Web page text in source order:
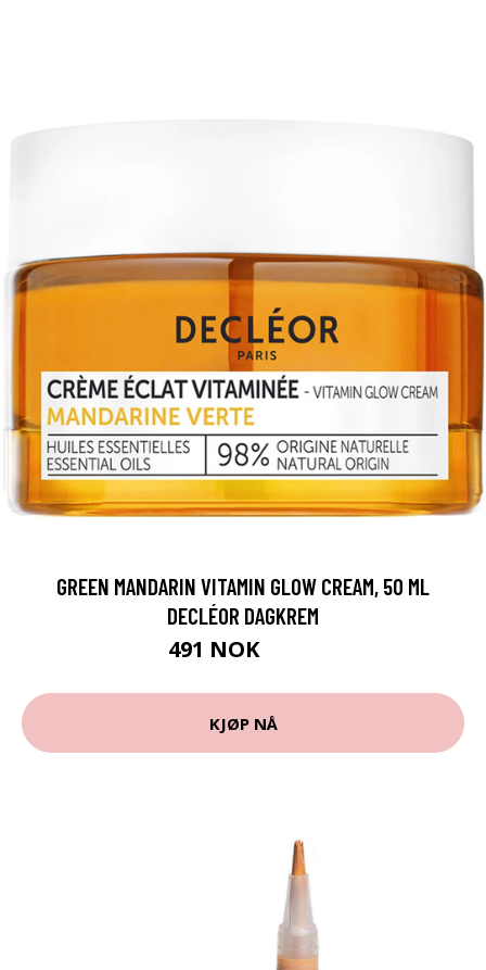
GREEN MANDARIN VITAMIN GLOW CREAM, 50 ML
DECLÉOR DAGKREM
491 NOK
KJØP NÅ